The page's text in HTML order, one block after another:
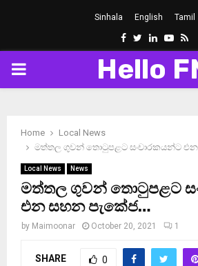
Sinhala English Tamil
Facebook
Twitter
LinkedinRss
PRIMARY
Hello
Home
Local News
මත්තල ගුවන් තොටුපළට සංචාරකයන්ට
Local News News
මත්තල ගුවන් තොටුපළට
එන සහන පැකේජ…
by Maimoonar October 20, 2021 1
SHARE 0